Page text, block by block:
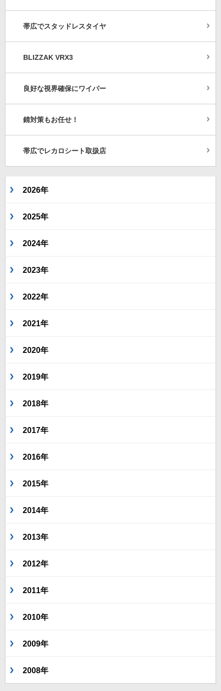
帯広でスタッドレスタイヤ
BLIZZAK VRX3
良好な視界確保にワイパー
錆対策もお任せ！
帯広でレカロシート取扱店
2026年
2025年
2024年
2023年
2022年
2021年
2020年
2019年
2018年
2017年
2016年
2015年
2014年
2013年
2012年
2011年
2010年
2009年
2008年